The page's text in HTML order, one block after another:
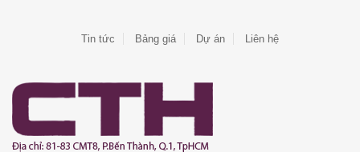
Tin tức Bảng giá Dự án Liên hệ